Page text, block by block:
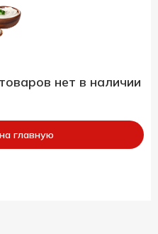
нет в наличии
главную